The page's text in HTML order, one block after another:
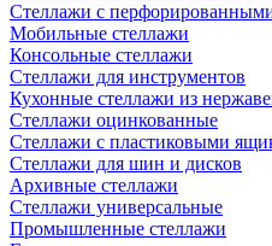
Стеллажи с
Мобильные стеллажи
Консольные стеллажи
Стеллажи для инструментов
Кухонные стеллажи из
Стеллажи оцинкованные
Стеллажи с пластиковыми
Стеллажи для шин и дисков
Архивные стеллажи
Стеллажи универсальные
Промышленные стеллажи